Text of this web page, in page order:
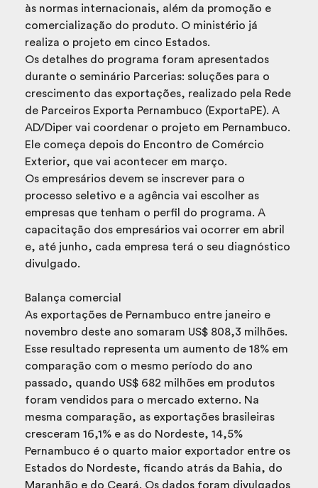
às normas internacionais, além da promoção e
comercialização do produto. O ministério já
realiza o projeto em cinco Estados.
Os detalhes do programa foram apresentados
durante o seminário Parcerias: soluções para o
crescimento das exportações, realizado pela Rede
de Parceiros Exporta Pernambuco (ExportaPE). A
AD/Diper vai coordenar o projeto em Pernambuco.
Ele começa depois do Encontro de Comércio
Exterior, que vai acontecer em março.
Os empresários devem se inscrever para o
processo seletivo e a agência vai escolher as
empresas que tenham o perfil do programa. A
capacitação dos empresários vai ocorrer em abril
e, até junho, cada empresa terá o seu diagnóstico
divulgado.
Balança comercial
As exportações de Pernambuco entre janeiro e
novembro deste ano somaram US$ 808,3 milhões.
Esse resultado representa um aumento de 18% em
comparação com o mesmo período do ano
passado, quando US$ 682 milhões em produtos
foram vendidos para o mercado externo. Na
mesma comparação, as exportações brasileiras
cresceram 16,1% e as do Nordeste, 14,5%
Pernambuco é o quarto maior exportador entre os
Estados do Nordeste, ficando atrás da Bahia, do
Maranhão e do Ceará. Os dados foram divulgados